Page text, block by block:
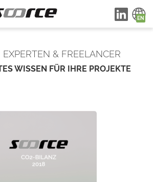
EXPERTEN & FREELANCER
WISSEN FÜR IHRE PROJEKTE